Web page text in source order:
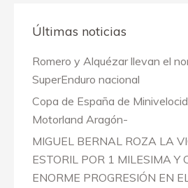
Últimas noticias
Romero y Alquézar llevan el
SuperEnduro nacional
Copa de España de
Motorland Aragón-
MIGUEL BERNAL ROZA LA
ESTORIL POR 1 MILESIMA Y
ENORME PROGRESIÓN EN